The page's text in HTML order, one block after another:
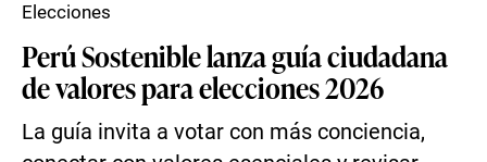
Perú Sostenible lanza guía ciudadana
de valores para elecciones 2026
La guía invita a votar con más conciencia,
Elecciones